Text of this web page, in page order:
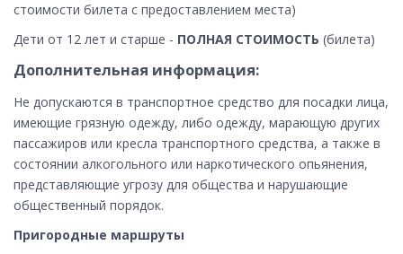
стоимости билета с предоставлением места)
Дети от 12 лет и старше - ПОЛНАЯ СТОИМОСТЬ (билета)
Дополнительная информация:
Не допускаются в транспортное средство для посадки лица,
имеющие грязную одежду, либо одежду, марающую других
пассажиров или кресла транспортного средства, а также в
состоянии алкогольного или наркотического опьянения,
представляющие угрозу для общества и нарушающие
общественный порядок.
Пригородные маршруты